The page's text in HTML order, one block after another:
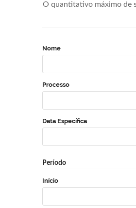
O quantitativo máximo de
Nome
Processo
Data Específica
Período
Início